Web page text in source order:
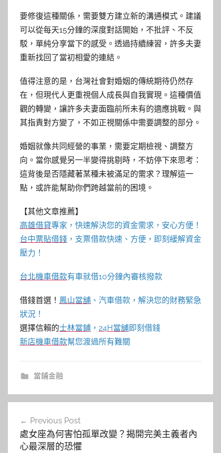
要修復這種關係，需要雙方建立新的溝通模式。建議
可以從每天15分鐘的深度對話開始，不批評、不反
駁，單純分享當下的感受。透過持續練習，許多夫妻
重新找回了當初相愛的連結。
值得注意的是，台灣社會對婚姻的傳統期待仍然存
在，但現代人更重視個人成長與自我實現。這種價值
觀的轉變，讓許多夫妻面臨前所未有的適應挑戰。與
其指責對方變了，不如正視關係中需要調整的部分。
婚姻就像共同經營的事業，需要定期檢視、調整方
向。當你感覺另一半變得挑剔時，不妨停下來思考：
這背後是否隱藏著某種未被滿足的需求？理解這一
點，或許能幫助你們跨越當前的困境。
【其他文章推薦】
高雄借貸專家，快速解決您的資金需求，安心方便！
台中票貼借錢 ，支票借款快速、方便，即刻緩解資金
壓力！
台北機車借款有車就借10分鐘內審核撥款
借錢首選！ 鳳山當舖 、汽車借款，解決您的財務緊急
狀況！
選擇信賴的士林當鋪 ， 24H當舖即刻借錢
新店機車借款幫您渡過所有難關
當鋪金融
Previous Post
處女座為何害怕孤單改變？揭開完美主義者內
心最深層的恐懼